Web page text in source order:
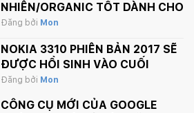
NHIÊN/ORGANIC TỐT DÀNH CHO
FANPAGE CỦA BẠN
Đăng bởi Mon
NOKIA 3310 PHIÊN BẢN 2017 SẼ
ĐƯỢC HỒI SINH VÀO CUỐI
THÁNG 2 NÀY
Đăng bởi Mon
CÔNG CỤ MỚI CỦA GOOGLE